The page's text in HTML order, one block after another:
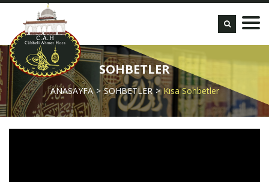
SOHBETLER
ANASAYFA SOHBETLER Kısa Sohbetler